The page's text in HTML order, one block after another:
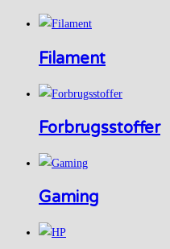
Filament
Forbrugsstoffer
Gaming